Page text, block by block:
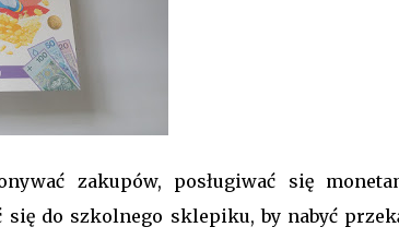
zakupów, posługiwać się
do szkolnego sklepiku, by nabyć